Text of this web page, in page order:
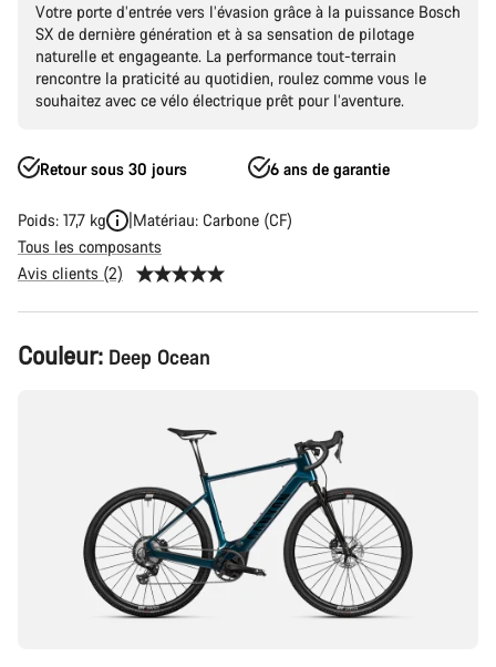
Votre porte d’entrée vers l’évasion grâce à la puissance Bosch
SX de dernière génération et à sa sensation de pilotage
naturelle et engageante. La performance tout-terrain
rencontre la praticité au quotidien, roulez comme vous le
souhaitez avec ce vélo électrique prêt pour l’aventure.
Retour sous 30 jours 6 ans de garantie
Poids: 17,7 kg
Matériau: Carbone (CF)
Tous les composants
Avis clients (2)
Configuration
du
Couleur: Deep Ocean